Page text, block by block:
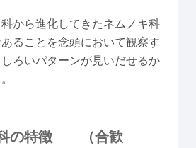
から進化してきたネムノキ科
ることを念頭において観察す
ろいパターンが見いだせるか
科の特徴 （合歓